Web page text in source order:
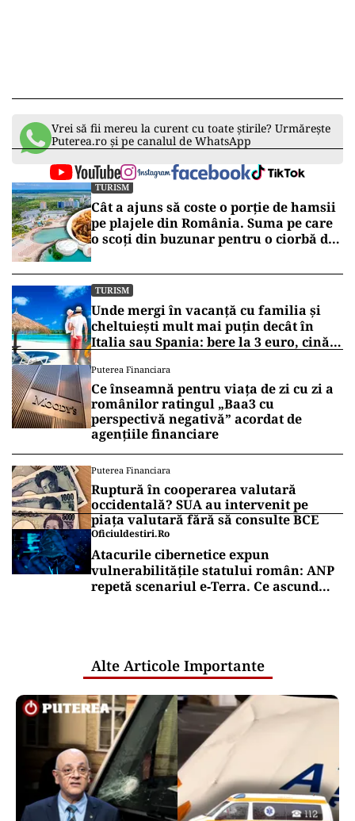
Vrei să fii mereu la curent cu toate știrile? Urmărește
Puterea.ro și pe canalul de WhatsApp
TURISM
Cât a ajuns să coste o porție de hamsii
pe plajele din România. Suma pe care
o scoți din buzunar pentru o ciorbă de
Nord
TURISM
Unde mergi în vacanță cu familia și
cheltuiești mult mai puțin decât în
Italia sau Spania: bere la 3 euro, cină
Puterea Financiara
Ce înseamnă pentru viața de zi cu zi a
românilor ratingul „Baa3 cu
perspectivă negativă” acordat de
agențiile financiare
Puterea Financiara
Ruptură în cooperarea valutară
occidentală? SUA au intervenit pe
piața valutară fără să consulte BCE
Oficiuldestiri.ro
Atacurile cibernetice expun
vulnerabilitățile statului român: ANP
repetă scenariul e‑Terra. Ce ascund
Alte Articole Importante